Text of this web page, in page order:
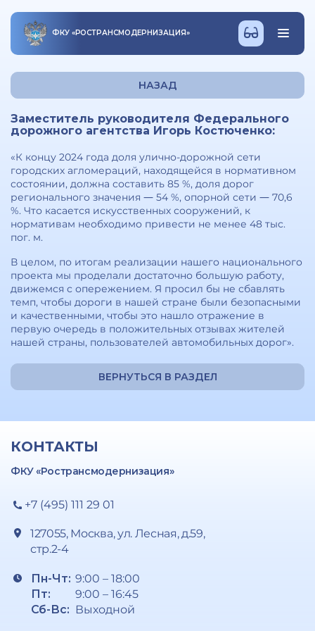
ФКУ «РОСТРАНСМОДЕРНИЗАЦИЯ»
НАЗАД
Заместитель руководителя Федерального
дорожного агентства Игорь Костюченко:
«К концу 2024 года доля улично-дорожной сети
городских агломераций, находящейся в нормативном
состоянии, должна составить 85 %, доля дорог
регионального значения ― 54 %, опорной сети ― 70,6
%. Что касается искусственных сооружений, к
нормативам необходимо привести не менее 48 тыс.
пог. м.
В целом, по итогам реализации нашего национального
проекта мы проделали достаточно большую работу,
движемся с опережением. Я просил бы не сбавлять
темп, чтобы дороги в нашей стране были безопасными
и качественными, чтобы это нашло отражение в
первую очередь в положительных отзывах жителей
нашей страны, пользователей автомобильных дорог».
ВЕРНУТЬСЯ В РАЗДЕЛ
КОНТАКТЫ
ФКУ «Ространсмодернизация»
+7 (495) 111 29 01
127055, Москва, ул. Лесная, д.59,
стр.2-4
Пн-Чт:
Пт:
Сб-Вс:
9:00 – 18:00
9:00 – 16:45
Выходной